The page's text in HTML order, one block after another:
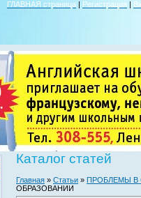
ГЛАВНАЯ страница | Регистрация |
Каталог статей
Главная » Статьи » ПРОБЛЕМЫ В
ОБРАЗОВАНИИ